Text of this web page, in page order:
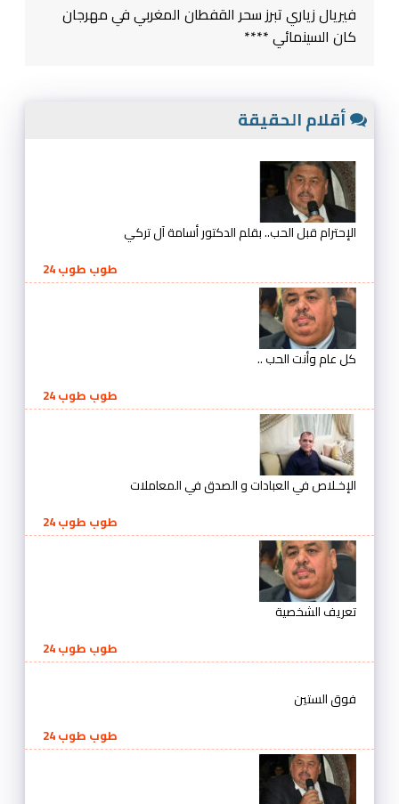
فيريال زياري تبرز سحر القفطان المغربي في مهرجان
كان السينمائي ****
أقلام الحقيقة
الإحترام قبل الحب.. بقلم الدكتور أسامة آل تركي
طوب طوب 24
كل عام وأنت الحب ..
طوب طوب 24
الإخـلاص في العبادات و الصدق في المعاملات
طوب طوب 24
تعريف الشخصية
طوب طوب 24
فوق الستين
طوب طوب 24